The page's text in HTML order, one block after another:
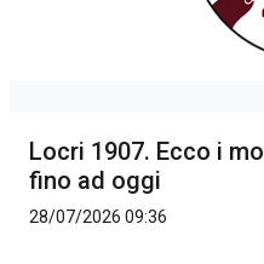
Locri 1907. Ecco i
fino ad oggi
28/07/2026 09:36